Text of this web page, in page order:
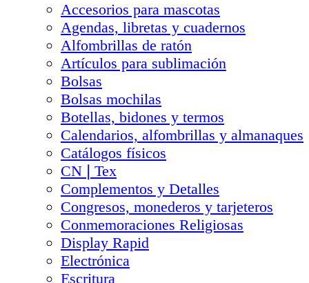
Accesorios para mascotas
Agendas, libretas y cuadernos
Alfombrillas de ratón
Artículos para sublimación
Bolsas
Bolsas mochilas
Botellas, bidones y termos
Calendarios, alfombrillas y almanaques
Catálogos físicos
CN❘Tex
Complementos y Detalles
Congresos, monederos y tarjeteros
Conmemoraciones Religiosas
Display Rapid
Electrónica
Escritura